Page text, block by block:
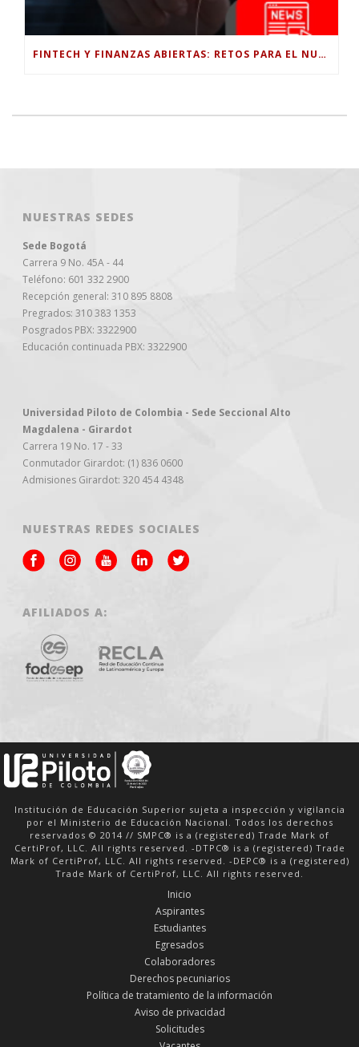
FINTECH Y FINANZAS ABIERTAS: RETOS PARA EL NUEVO GOBIERNO COLOMBIANO
NUESTRAS SEDES
Sede Bogotá
Carrera 9 No. 45A - 44
Teléfono: 601 332 2900
Recepción general: 310 895 8808
Pregrados: 310 383 1353
Posgrados PBX: 3322900
Educación continuada PBX: 3322900
Universidad Piloto de Colombia - Sede Seccional Alto
Magdalena - Girardot
Carrera 19 No. 17 - 33
Conmutador Girardot: (1) 836 0600
Admisiones Girardot: 320 454 4348
NUESTRAS REDES SOCIALES
AFILIADOS A:
Institución de Educación Superior sujeta a inspección y vigilancia
por el Ministerio de Educación Nacional. Todos los derechos
reservados © 2014 // SMPC® is a (registered) Trade Mark of
CertiProf, LLC. All rights reserved. -DTPC® is a (registered) Trade
Mark of CertiProf, LLC. All rights reserved. -DEPC® is a (registered)
Trade Mark of CertiProf, LLC. All rights reserved.
Inicio
Aspirantes
Estudiantes
Egresados
Colaboradores
Derechos pecuniarios
Política de tratamiento de la información
Aviso de privacidad
Solicitudes